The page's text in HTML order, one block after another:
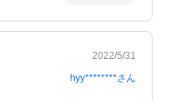
2022/5/31
hyy********さん